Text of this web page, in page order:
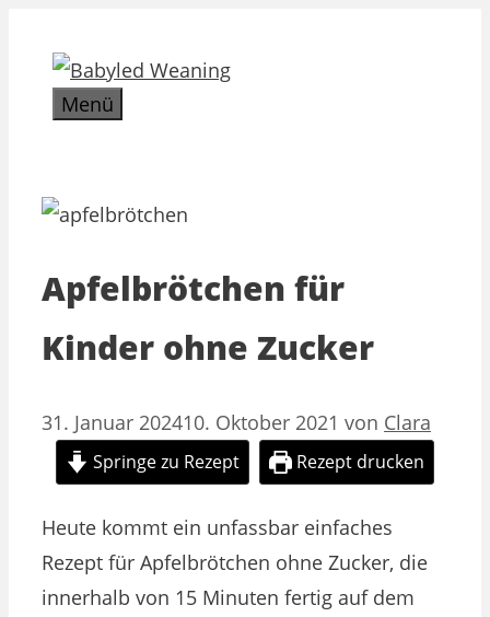
Inhalt
springenMenü
Apfelbrötchen für
Kinder ohne Zucker
31. Januar 202410. Oktober 2021 von Clara
Springe zu Rezept Rezept drucken
Heute kommt ein unfassbar einfaches
Rezept für Apfelbrötchen ohne Zucker, die
innerhalb von 15 Minuten fertig auf dem